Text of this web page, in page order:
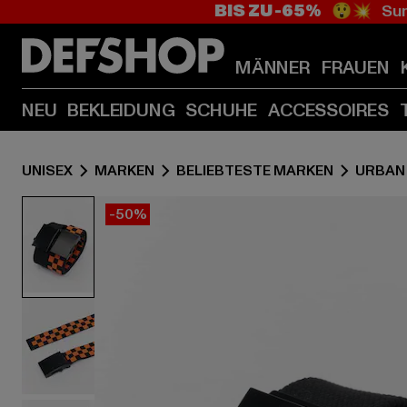
BIS ZU -65% 😲💥
MÄNNER FRAUEN
NEU BEKLEIDUNG SCHUHE ACCESSOIRES
UNISEX MARKEN BELIEBTESTE MARKEN
-50%